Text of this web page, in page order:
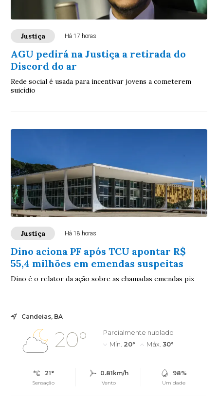
Justiça Há 17 horas
AGU pedirá na Justiça a retirada do
Discord do ar
Rede social é usada para incentivar jovens a cometerem
suicídio
Justiça Há 18 horas
Dino aciona PF após TCU apontar R$
55,4 milhões em emendas suspeitas
Dino é o relator da ação sobre as chamadas emendas pix
Candeias, BA
20°
Parcialmente nublado
Mín. 20° Máx. 30°
21°
Sensação
0.81km/h
Vento
98%
Umidade